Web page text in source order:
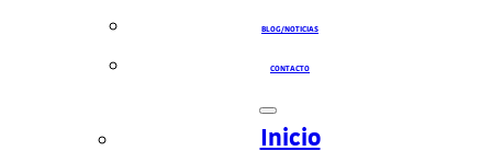
BLOG/NOTICIAS
CONTACTO
Inicio